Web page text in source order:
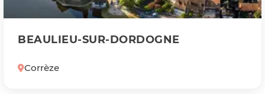
BEAULIEU-SUR-DORDOGNE
Corrèze